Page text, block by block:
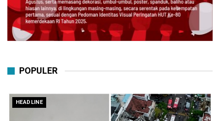
POPULER
HEADLINE